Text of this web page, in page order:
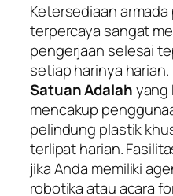
Ketersediaan
terpercaya sangat
pengerjaan selesai
setiap harinya harian.
Satuan Adalahyang
mencakup
pelindung plastik
terlipat harian.
jika Anda memiliki
robotika atau acara